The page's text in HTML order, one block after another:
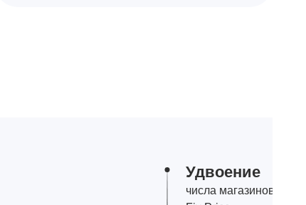
Удвоение
числа магазинов